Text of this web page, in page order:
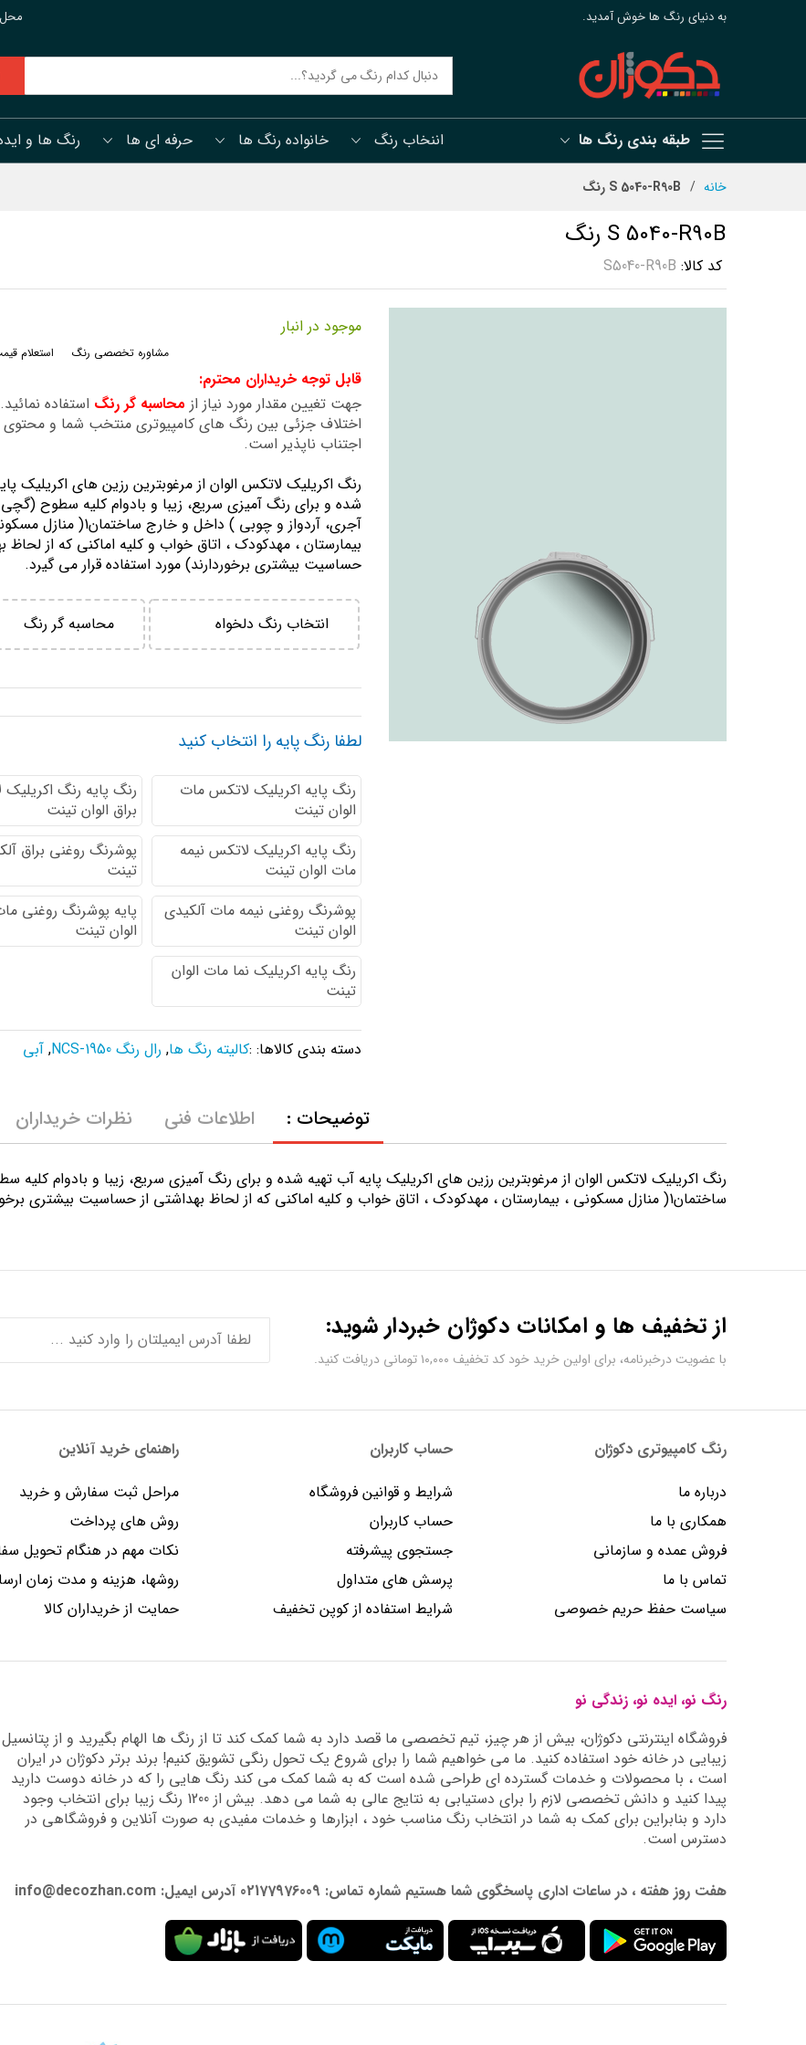
به دنیای رنگ ها خوش آمدید. محل
طبقه بندی رنگ ها اننخاب رنگ خانواده رنگ ها حرفه ای ها رنگ ها و
خانه S 5040-R90B رنگ
S 5040-R90B رنگ
کد کالا S5040-R90B
موجود در انبار
استعلام مشاوره تخصصی رنگ
قابل توجه خریداران محترم:
جهت تغیین مقدار مورد نیاز از محاسبه گر رنگ استفاده نمائید.
اختلاف جزئی بین رنگ های کامپیوتری منتخب شما و
اجتناب ناپذیر است.
رنگ اكريليك لاتكس الوان از مرغوبترين رزين هاي اكريليك
شده و برای رنگ آمیزی سریع، زیبا و بادوام کلیه سطوح
آجری، آردواز و چوبی ) داخل و خارج ساختمان1(
بيمارستان ، مهدكودك ، اتاق خواب و كليه اماكني كه از لحاظ
حساسيت بيشتري برخوردارند) مورد استفاده قرار می گیرد.
انتخاب رنگ دلخواه محاسبه گر رنگ
لطفا رنگ پایه را انتخاب کنید
رنگ پایه اكريليك لاتكس مات
الوان تینت
رنگ پایه رنگ
براق الوان تینت
رنگ پایه اكريليك لاتكس نيمه
مات الوان تینت
پوشرنگ روغنی براق
تینت
پوشرنگ روغنی نیمه مات آلکیدی
الوان تینت
پایه پوشرنگ روغنی
الوان تینت
رنگ پایه اکریلیک نما مات الوان
تینت
دسته بندی کالاها: :کالیته رنگ ها, رال رنگ NCS-1950 , آبی
توضیحات :
رنگ اكريليك لاتكس الوان از مرغوبترين رزين هاي اكريليك پايه آب تهيه شده و برای رنگ آمیزی سریع، زیبا و بادوام
ساختمان1( منازل مسكوني ، بيمارستان ، مهدكودك ، اتاق خواب و كليه اماكني كه از لحاظ بهداشتي از حساسيت بيشتري برخوردارند) مورد استفاده قرار می گیرد.
اطلاعات فنی نظرات خریداران
از تخفیف ها و امکانات دکوژان خبردار شوید:
با عضویت درخبرنامه، برای اولین خرید خود کد تخفیف ۱۰,۰۰۰ تومانی دریافت کنید.
رنگ کامپیوتری دکوژان
درباره ما
همکاری با ما
فروش عمده و سازمانی
تماس با ما
سیاست حفظ حریم خصوصی
حساب کاربران
شرایط و قوانین فروشگاه
حساب کاربران
جستجوی پیشرفته
پرسش های متداول
شرایط استفاده از کوپن تخفیف
راهنمای خرید آنلاین
مراحل ثبت سفارش و خرید
روش های پرداخت
نکات مهم در هنگام تحویل
روشها، هزینه و مدت زمان
حمایت از خریداران کالا
رنگ نو، ایده نو، زندگی نو
فروشگاه اینترنتی دکوژان، بیش از هر چیز، تیم تخصصی ما قصد دارد به شما کمک کند تا از رنگ ها الهام بگیرید و از پتانسیل
زیبایی در خانه خود استفاده کنید. ما می خواهیم شما را برای شروع یک تحول رنگی تشویق کنیم! برند برتر دکوژان در ایران
است ، با محصولات و خدمات گسترده ای طراحی شده است که به شما کمک می کند رنگ هایی را که در خانه دوست دارید
پیدا کنید و دانش تخصصی لازم را برای دستیابی به نتایج عالی به شما می دهد. بیش از 1200 رنگ زیبا برای انتخاب وجود
دارد و بنابراین برای کمک به شما در انتخاب رنگ مناسب خود ، ابزارها و خدمات مفیدی به صورت آنلاین و فروشگاهی در
دسترس است.
هفت روز هفته ، در ساعات اداری پاسخگوی شما هستیم شماره تماس: 02177976009 آدرس ایمیل: info@decozhan.com